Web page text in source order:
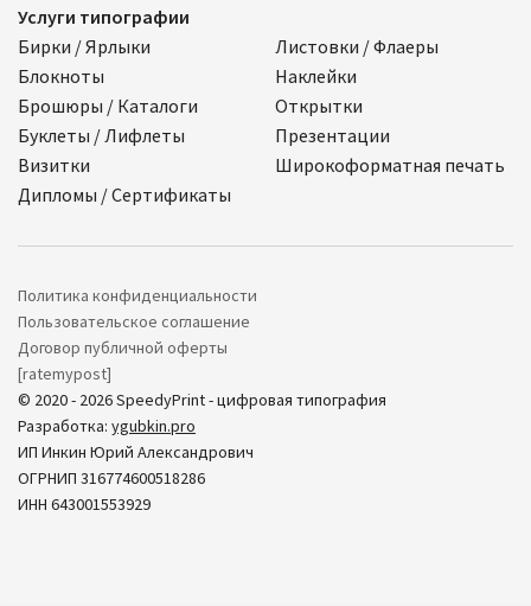
Услуги типографии
Бирки / Ярлыки
Блокноты
Брошюры / Каталоги
Буклеты / Лифлеты
Визитки
Дипломы / Сертификаты
Листовки / Флаеры
Наклейки
Открытки
Презентации
Широкоформатная печать
© 2020 - 2026 SpeedyPrint - цифровая типография
Разработка: ygubkin.pro
ИП Инкин Юрий Александрович
ОГРНИП 316774600518286
ИНН 643001553929
Политика конфиденциальности
Пользовательское соглашение
Договор публичной оферты
[ratemypost]